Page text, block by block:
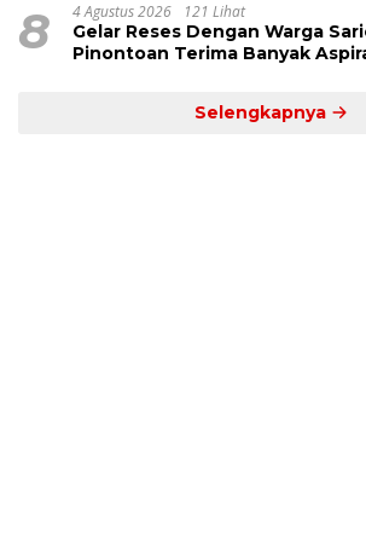
8 4 Agustus 2026 121 Lihat
Gelar Reses Dengan Warga
Pinontoan Terima Banyak
Selengkapnya